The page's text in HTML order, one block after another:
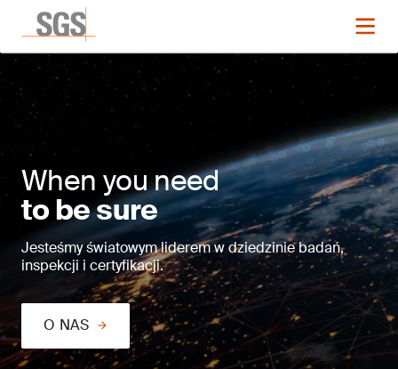
When you need
to be sure
Jesteśmy światowym liderem w dziedzinie badań,
inspekcji i certyfikacji.
O NAS